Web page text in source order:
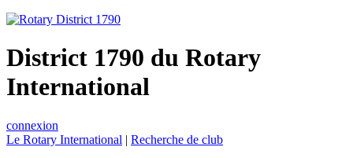
District 1790 du Rotary
International
connexion
Le Rotary International | Recherche de club